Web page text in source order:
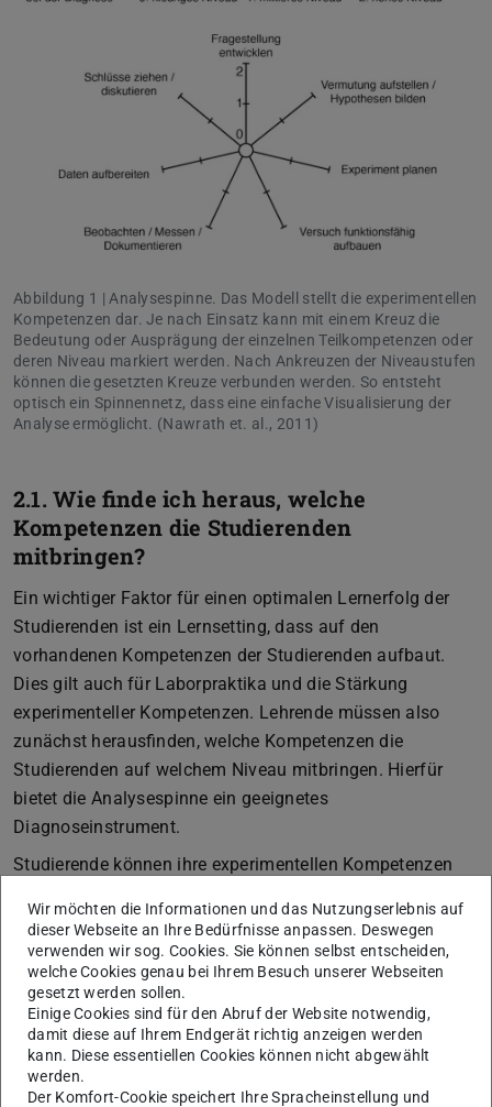
Abbildung 1 | Analysespinne. Das Modell stellt die experimentellen
Kompetenzen dar. Je nach Einsatz kann mit einem Kreuz die
Bedeutung oder Ausprägung der einzelnen Teilkompetenzen oder
deren Niveau markiert werden. Nach Ankreuzen der Niveaustufen
können die gesetzten Kreuze verbunden werden. So entsteht
optisch ein Spinnennetz, dass eine einfache Visualisierung der
Analyse ermöglicht. (Nawrath et. al., 2011)
2.1. Wie finde ich heraus, welche
Kompetenzen die Studierenden
mitbringen?
Ein wichtiger Faktor für einen optimalen Lernerfolg der
Studierenden ist ein Lernsetting, dass auf den
vorhandenen Kompetenzen der Studierenden aufbaut.
Dies gilt auch für Laborpraktika und die Stärkung
experimenteller Kompetenzen. Lehrende müssen also
zunächst herausfinden, welche Kompetenzen die
Studierenden auf welchem Niveau mitbringen. Hierfür
bietet die Analysespinne ein geeignetes
Diagnoseinstrument.
Studierende können ihre experimentellen Kompetenzen
erhalten dazu das Modell und gegebenenfalls eine
angepasste Beschreibung der Teilkompetenzen (z.B. „Es
fällt mir leicht, eine Fragestellung zu entwickeln“). Durch
die Beschäftigung mit dem Modell und die Beschreibung
der Niveau-Stufen erhalten die Studierenden gleichzeitig
eine klarere Vorstellung von den Anforderungen an
experimentelles Arbeiten. Nach dem Ausfüllen der
Wir möchten die Informationen und das Nutzungserlebnis auf
dieser Webseite an Ihre Bedürfnisse anpassen. Deswegen
verwenden wir sog. Cookies. Sie können selbst entscheiden,
welche Cookies genau bei Ihrem Besuch unserer Webseiten
gesetzt werden sollen.
Einige Cookies sind für den Abruf der Website notwendig,
damit diese auf Ihrem Endgerät richtig anzeigen werden
kann. Diese essentiellen Cookies können nicht abgewählt
werden.
Der Komfort-Cookie speichert Ihre Spracheinstellung und